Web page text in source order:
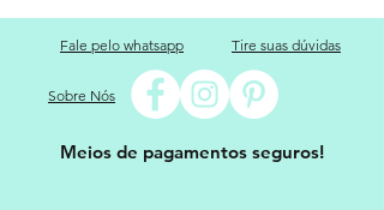
Fale pelo whatsapp Tire suas dúvidas
Sobre Nós
Meios de pagamentos seguros!